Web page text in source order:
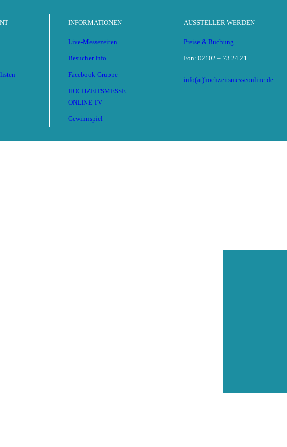
INFORMATIONEN
Live-Messezeiten
Besucher Info
Facebook-Gruppe
HOCHZEITSMESSE
ONLINE TV
Gewinnspiel
AUSSTELLER WERDEN
Preise & Buchung
Fon: 02102 – 73 24 21
info(at)hochzeitsmesseonline.de
Kassel